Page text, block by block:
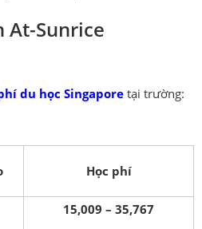
At-Sunrice
du học Singapore tại trường:
Học phí
15,009 – 35,767